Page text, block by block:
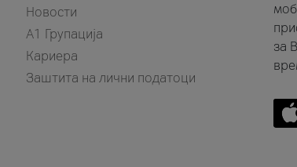
Новости
А1 Групација
Кариера
Заштита на лични податоци
за